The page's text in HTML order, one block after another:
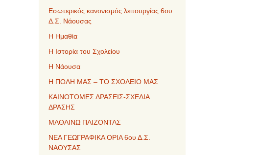
Εσωτερικός κανονισμός λειτουργίας 6ου
Δ.Σ. Νάουσας
Η Ημαθία
Η Ιστορία του Σχολείου
Η Νάουσα
Η ΠΟΛΗ ΜΑΣ – ΤΟ ΣΧΟΛΕΙΟ ΜΑΣ
ΚΑΙΝΟΤΟΜΕΣ ΔΡΑΣΕΙΣ-ΣΧΕΔΙΑ
ΔΡΑΣΗΣ
ΜΑΘΑΙΝΩ ΠΑΙΖΟΝΤΑΣ
ΝΕΑ ΓΕΩΓΡΑΦΙΚΑ ΟΡΙΑ 6ου Δ.Σ.
ΝΑΟΥΣΑΣ